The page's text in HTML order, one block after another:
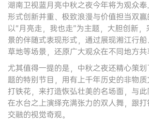
湖南卫视蓝月亮中秋之夜今年将为观众
形式创新并重、极致浪漫与价值担当双
以“月亮走，我也走”为主题，大胆创新
景的伴随式表现形式，通过展现湘江行
草地等场景，还原广大观众在不同地方共
尤其值得一提的是，中秋之夜还精心策划
题的特别节目，用有上千年历史的非物
打铁花，来打造恢弘壮美的名场面，与
在水台之上演绎充满张力的双人舞，跟
交融的视觉奇观。